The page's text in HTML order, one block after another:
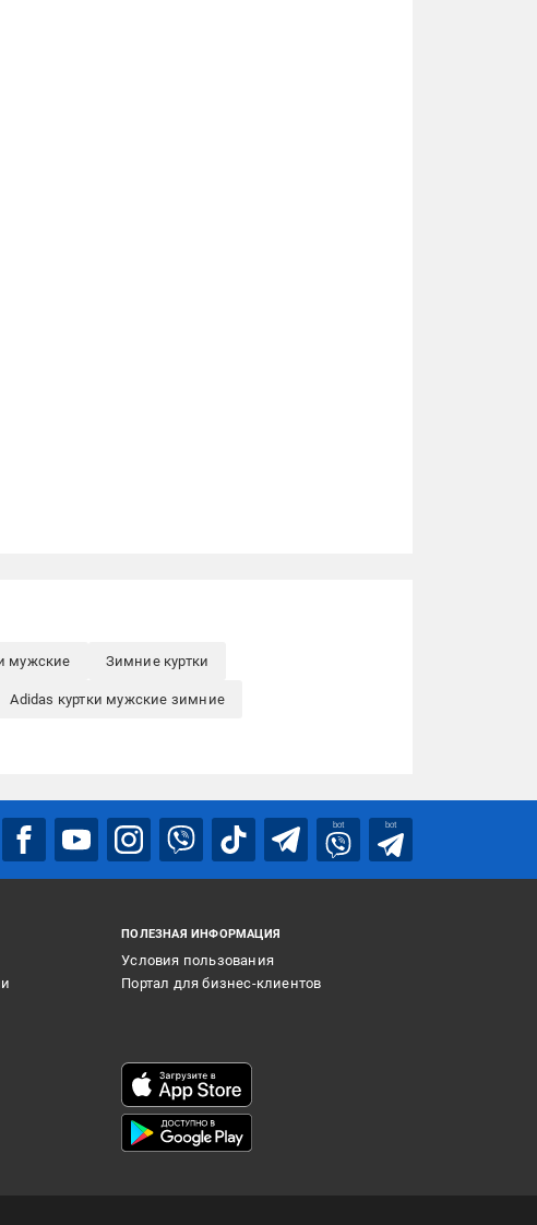
мужские Зимние куртки
Adidas куртки мужские зимние
bot bot
ПОЛЕЗНАЯ ИНФОРМАЦИЯ
Условия пользования
Портал для бизнес-клиентов